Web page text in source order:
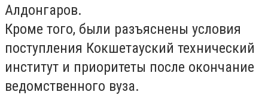
Алдонгаров.
Кроме того, были разъяснены условия
поступления Кокшетауский технический
институт и приоритеты после окончание
ведомственного вуза.